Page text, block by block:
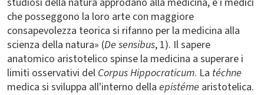
che posseggono la loro arte con maggiore
consapevolezza teorica si rifanno per la medicina alla
scienza della natura» (De sensibus, 1). Il sapere
anatomico aristotelico spinse la medicina a superare i
limiti osservativi del Corpus Hippocraticum. La téchne
medica si sviluppa all'interno della epistéme aristotelica.